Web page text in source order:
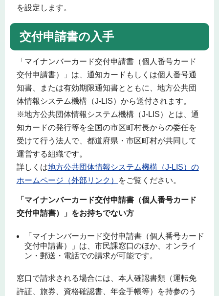
を設定します。
交付申請書の入手
「マイナンバーカード交付申請書（個人番号カード
交付申請書）」は、通知カードもしくは個人番号通
知書、または有効期限通知書とともに、地方公共団
体情報システム機構（J-LIS）から送付されます。
※地方公共団体情報システム機構（J-LIS）とは、通
知カードの発行等を全国の市区町村長からの委任を
受けて行う法人で、都道府県・市区町村が共同して
運営する組織です。
詳しくは地方公共団体情報システム機構（J-LIS）の
ホームページ（外部リンク）
をご覧ください。
「マイナンバーカード交付申請書（個人番号カード
交付申請書）」をお持ちでない方
「マイナンバーカード交付申請書（個人番号カード
交付申請書）」は、市民課窓口のほか、オンライ
ン・郵送・電話での請求が可能です。
窓口で請求される場合には、本人確認書類（運転免
許証、旅券、資格確認書、年金手帳等）を持参のう